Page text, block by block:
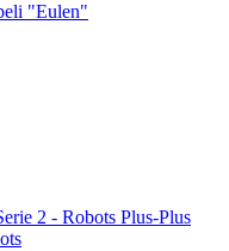
"Eulen"
Plus-Plus